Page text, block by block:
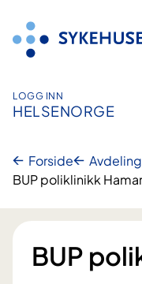
innhold
LOGG INN
HELSENORGE
Forside
BUP poliklinikk Hamar
BUP